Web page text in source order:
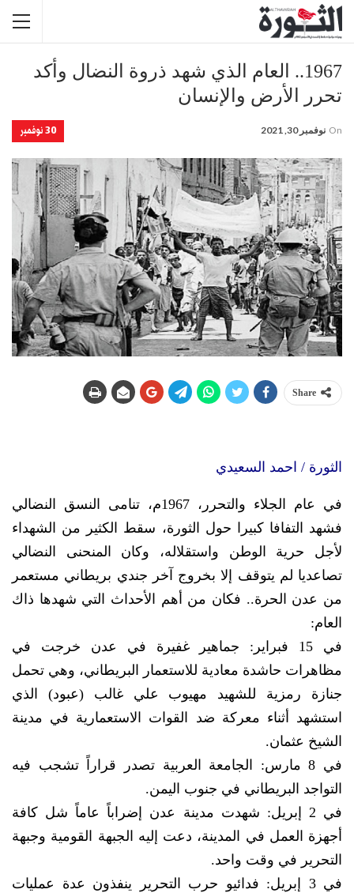
1967.. العام الذي شهد ذروة النضال وأكد
تحرر الأرض والإنسان
30 نوفمبر On نوفمبر 30, 2021
Share
الثورة / احمد السعيدي
في عام الجلاء والتحرر، 1967م، تنامى النسق النضالي
فشهد التفافا كبيرا حول الثورة، سقط الكثير من الشهداء
لأجل حرية الوطن واستقلاله، وكان المنحنى النضالي
تصاعديا لم يتوقف إلا بخروج آخر جندي بريطاني مستعمر
من عدن الحرة.. فكان من أهم الأحداث التي شهدها ذاك
العام:
في 15 فبراير: جماهير غفيرة في عدن خرجت في
مظاهرات حاشدة معادية للاستعمار البريطاني، وهي تحمل
جنازة رمزية للشهيد مهيوب علي غالب (عبود) الذي
استشهد أثناء معركة ضد القوات الاستعمارية في مدينة
الشيخ عثمان.
في 8 مارس: الجامعة العربية تصدر قراراً تشجب فيه
التواجد البريطاني في جنوب اليمن.
في 2 إبريل: شهدت مدينة عدن إضراباً عاماً شل كافة
أجهزة العمل في المدينة، دعت إليه الجبهة القومية وجبهة
التحرير في وقت واحد.
في 3 إبريل: فدائيو حرب التحرير ينفذون عدة عمليات